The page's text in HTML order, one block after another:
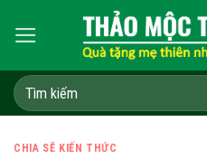
Tìm
kiếm:
CHIA SẼ KIẾN THỨC